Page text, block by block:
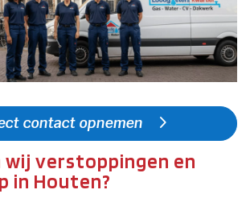
contact opnemen
wij verstoppingen en
in Houten?